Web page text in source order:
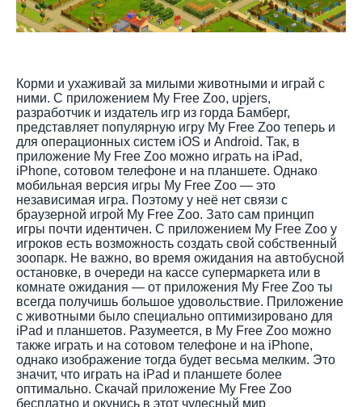
Корми и ухаживай за милыми животными и играй с
ними. С приложением My Free Zoo, upjers,
разработчик и издатель игр из горда Бамберг,
представляет популярную игру My Free Zoo теперь и
для операционных систем iOS и Android. Так, в
приложение My Free Zoo можно играть на iPad,
iPhone, сотовом телефоне и на планшете. Однако
мобильная версия игры My Free Zoo — это
независимая игра. Поэтому у неё нет связи с
браузерной игрой My Free Zoo. Зато сам принцип
игры почти идентичен. С приложением My Free Zoo у
игроков есть возможность создать свой собственный
зоопарк. Не важно, во время ожидания на автобусной
остановке, в очереди на кассе супермаркета или в
комнате ожидания — от приложения My Free Zoo ты
всегда получишь большое удовольствие. Приложение
с животными было специально оптимизировано для
iPad и планшетов. Разумеется, в My Free Zoo можно
также играть и на сотовом телефоне и на iPhone,
однако изображение тогда будет весьма мелким. Это
значит, что играть на iPad и планшете более
оптимально. Скачай приложение My Free Zoo
бесплатно и окунись в этот чудесный мир